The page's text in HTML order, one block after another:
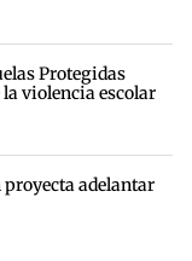
Protegidas
la violencia escolar
adelantar